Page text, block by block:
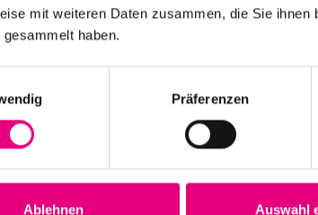
mit weiteren Daten zusammen, die Sie
haben.
Präferenzen
Ablehnen Auswahl
information about the festival.